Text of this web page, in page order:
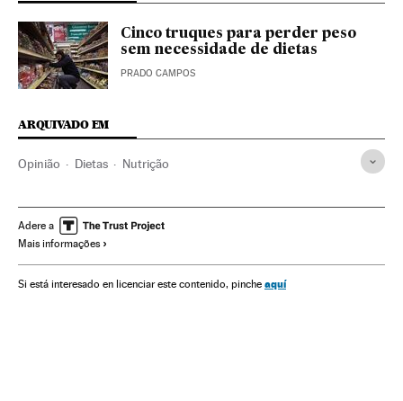
Cinco truques para perder peso
sem necessidade de dietas
PRADO CAMPOS
ARQUIVADO EM
Opinião Dietas Nutrição
Adere a
Mais informações
Si está interesado en licenciar este contenido, pinche aquí